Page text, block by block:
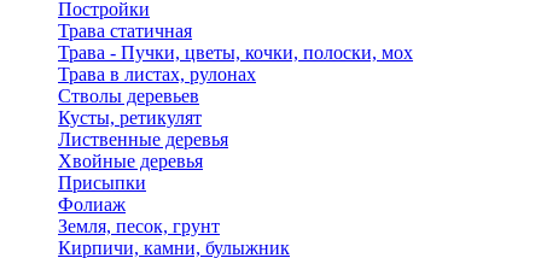
Постройки
Трава статичная
Трава - Пучки, цветы, кочки, полоски, мох
Трава в листах, рулонах
Стволы деревьев
Кусты, ретикулят
Лиственные деревья
Хвойные деревья
Присыпки
Фолиаж
Земля, песок, грунт
Кирпичи, камни, булыжник